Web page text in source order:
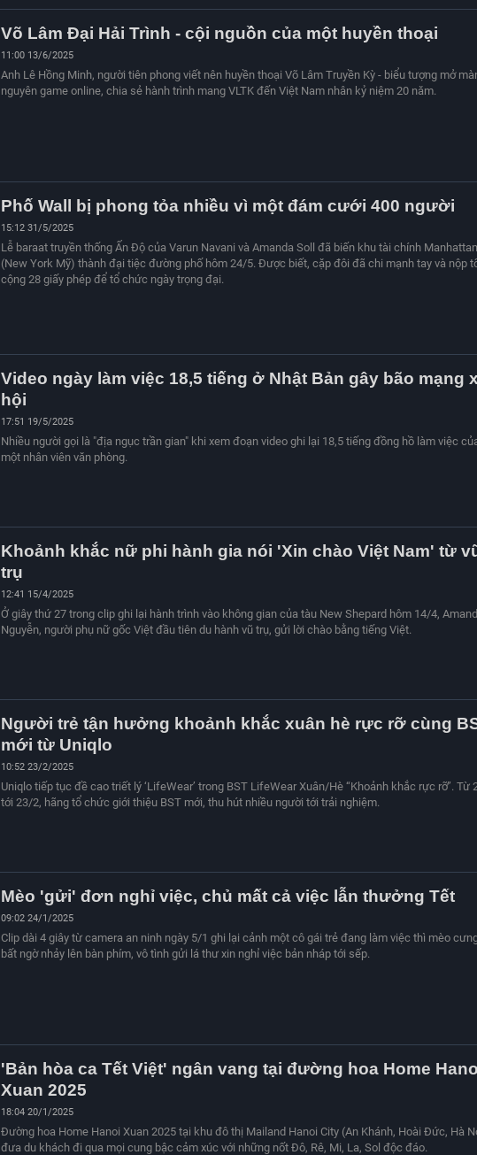
Võ Lâm Đại Hải Trình - cội nguồn của một huyền thoại
11:00 13/6/2025
Anh Lê Hồng Minh, người tiên phong viết nên huyền thoại Võ Lâm Truyền Kỳ - biểu tượng mở
nguyên game online, chia sẻ hành trình mang VLTK đến Việt Nam nhân kỷ niệm 20 năm.
Phố Wall bị phong tỏa nhiều vì một đám cưới 400 người
15:12 31/5/2025
Lễ baraat truyền thống Ấn Độ của Varun Navani và Amanda Soll đã biến khu tài chính Manhattan
(New York Mỹ) thành đại tiệc đường phố hôm 24/5. Được biết, cặp đôi đã chi mạnh tay và nộp
cộng 28 giấy phép để tổ chức ngày trọng đại.
Video ngày làm việc 18,5 tiếng ở Nhật Bản gây bão mạng
hội
17:51 19/5/2025
Nhiều người gọi là "địa ngục trần gian" khi xem đoạn video ghi lại 18,5 tiếng đồng hồ làm việc
một nhân viên văn phòng.
Khoảnh khắc nữ phi hành gia nói 'Xin chào Việt Nam' từ
trụ
12:41 15/4/2025
Ở giây thứ 27 trong clip ghi lại hành trình vào không gian của tàu New Shepard hôm 14/4,
Nguyễn, người phụ nữ gốc Việt đầu tiên du hành vũ trụ, gửi lời chào bằng tiếng Việt.
Người trẻ tận hưởng khoảnh khắc xuân hè rực rỡ cùng
mới từ Uniqlo
10:52 23/2/2025
Uniqlo tiếp tục đề cao triết lý ‘LifeWear’ trong BST LifeWear Xuân/Hè “Khoảnh khắc rực rỡ”. Từ
tới 23/2, hãng tổ chức giới thiệu BST mới, thu hút nhiều người tới trải nghiệm.
Mèo 'gửi' đơn nghỉ việc, chủ mất cả việc lẫn thưởng Tết
09:02 24/1/2025
Clip dài 4 giây từ camera an ninh ngày 5/1 ghi lại cảnh một cô gái trẻ đang làm việc thì mèo
bất ngờ nhảy lên bàn phím, vô tình gửi lá thư xin nghỉ việc bản nháp tới sếp.
'Bản hòa ca Tết Việt' ngân vang tại đường hoa Home
Xuan 2025
18:04 20/1/2025
Đường hoa Home Hanoi Xuan 2025 tại khu đô thị Mailand Hanoi City (An Khánh, Hoài Đức, Hà
đưa du khách đi qua mọi cung bậc cảm xúc với những nốt Đô, Rê, Mi, La, Sol độc đáo.